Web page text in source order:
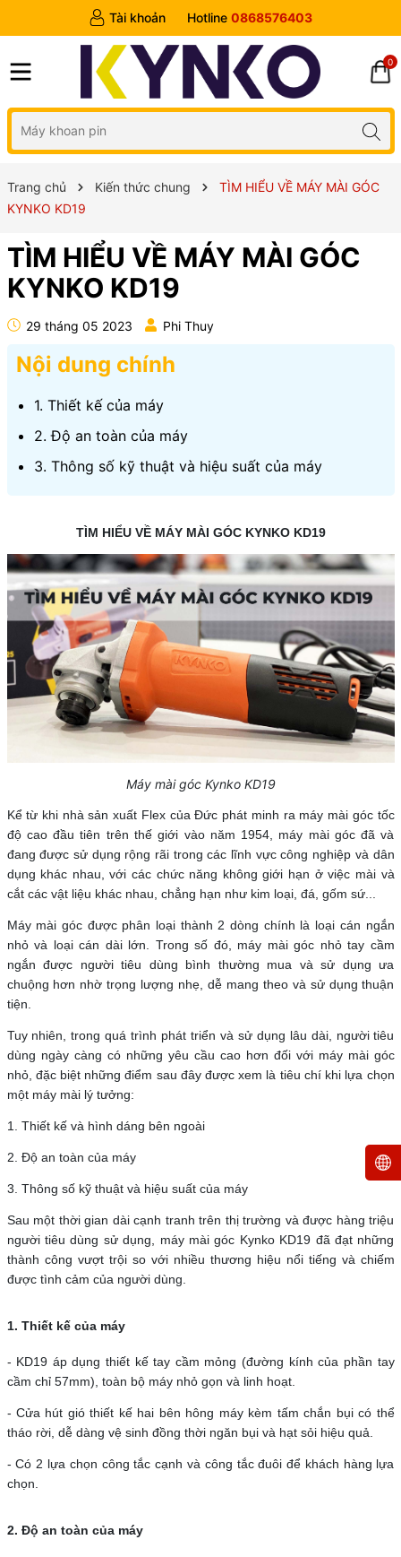
Tài khoản Hotline 0868576403
0
Trang chủ Kiến thức chung
TÌM HIỂU VỀ MÁY MÀI GÓC
KYNKO KD19
TÌM HIỂU VỀ MÁY MÀI GÓC
KYNKO KD19
29 tháng 05 2023 Phi Thuy
Nội dung chính
1. Thiết kế của máy
2. Độ an toàn của máy
3. Thông số kỹ thuật và hiệu suất của máy
TÌM HIỂU VỀ MÁY MÀI GÓC KYNKO KD19
Máy mài góc Kynko KD19
Kể từ khi nhà sản xuất Flex của Đức phát minh ra máy mài góc tốc
độ cao đầu tiên trên thế giới vào năm 1954, máy mài góc đã và
đang được sử dụng rộng rãi trong các lĩnh vực công nghiệp và dân
dụng khác nhau, với các chức năng không giới hạn ở việc mài và
cắt các vật liệu khác nhau, chẳng hạn như kim loại, đá, gốm sứ...
Máy mài góc được phân loại thành 2 dòng chính là loại cán ngắn
nhỏ và loại cán dài lớn. Trong số đó, máy mài góc nhỏ tay cầm
ngắn được người tiêu dùng bình thường mua và sử dụng ưa
chuộng hơn nhờ trọng lượng nhẹ, dễ mang theo và sử dụng thuận
tiện.
Tuy nhiên, trong quá trình phát triển và sử dụng lâu dài, người tiêu
dùng ngày càng có những yêu cầu cao hơn đối với máy mài góc
nhỏ, đặc biệt những điểm sau đây được xem là tiêu chí khi lựa chọn
một máy mài lý tưởng:
1. Thiết kế và hình dáng bên ngoài
2. Độ an toàn của máy
3. Thông số kỹ thuật và hiệu suất của máy
Sau một thời gian dài cạnh tranh trên thị trường và được hàng triệu
người tiêu dùng sử dụng, máy mài góc Kynko KD19 đã đạt những
thành công vượt trội so với nhiều thương hiệu nổi tiếng và chiếm
được tình cảm của người dùng.
1. Thiết kế của máy
- KD19 áp dụng thiết kế tay cầm mỏng (đường kính của phần tay
cầm chỉ 57mm), toàn bộ máy nhỏ gọn và linh hoạt.
- Cửa hút gió thiết kế hai bên hông máy kèm tấm chắn bụi có thể
tháo rời, dễ dàng vệ sinh đồng thời ngăn bụi và hạt sỏi hiệu quả.
- Có 2 lựa chọn công tắc cạnh và công tắc đuôi để khách hàng lựa
chọn.
2. Độ an toàn của máy